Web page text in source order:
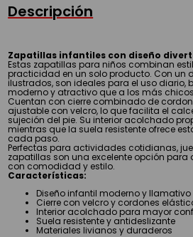
Descripción
Zapatillas infantiles con diseño
Estas zapatillas para niños combinan
practicidad en un solo producto. Con un
ilustrados, son ideales para el uso diario,
moderno y atractivo que a los más
Cuentan con cierre combinado de
ajustable con velcro, lo que facilita el
sujeción del pie. Su interior acolchado
mientras que la suela resistente ofrece
cada paso.
Perfectas para actividades cotidianas,
zapatillas son una excelente opción
con comodidad y estilo.
Características:
Diseño infantil moderno y llamativo
Cierre con velcro y cordones
Interior acolchado para mayor
Suela resistente y antideslizante
Materiales livianos y duraderos